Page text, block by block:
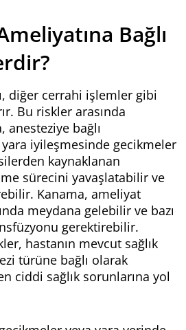
Bağlı
diğer cerrahi işlemler gibi
Bu riskler arasında
anesteziye bağlı
iyileşmesinde gecikmeler
kaynaklanan
sürecini yavaşlatabilir ve
Kanama, ameliyat
meydana gelebilir ve bazı
gerektirebilir.
hastanın mevcut sağlık
türüne bağlı olarak
ciddi sağlık sorunlarına yol